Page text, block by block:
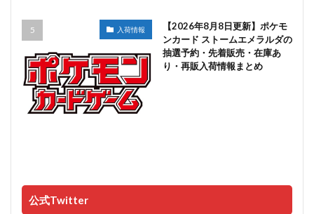
入荷情報
【2026年8月8日更新】ポケモ
ンカード ストームエメラルダの
抽選予約・先着販売・在庫あ
り・再販入荷情報まとめ
公式Twitter